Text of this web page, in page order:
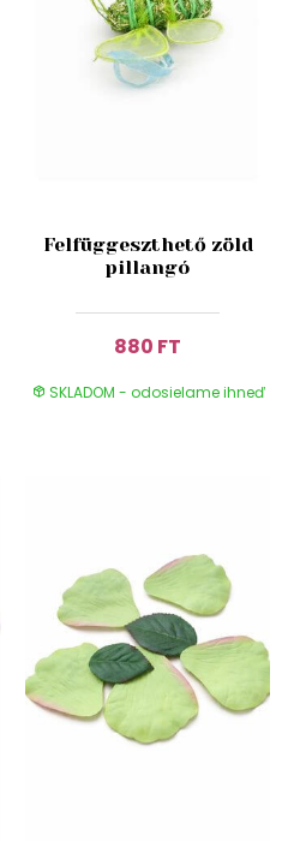
Felfüggeszthető zöld
pillangó
880 FT
SKLADOM - odosielame ihneď